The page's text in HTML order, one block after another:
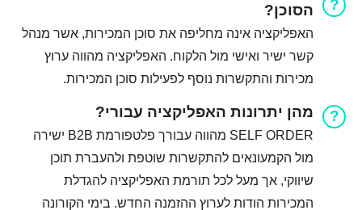
הסוכן?
האפליקציה אינה מחליפה את סוכן המכירות, אשר מנהל
קשר ישיר ואישי מול הלקוח. האפליקציה מהווה ערוץ
מכירות והתקשרות נוסף לפעילות סוכן המכירות.
מהן יתרונות האפליקציה עבורי?
SELF ORDER מהווה עבורך פלטפורמת B2B ישירה
מול הקמעונאים להתקשרות שוטפת ולהעברת תוכן
שיווקי, אך מעל לכל תורמת האפליקציה להגדלת
המכירות הודות לערוץ ההזמנה החדש. בימי הקורונה